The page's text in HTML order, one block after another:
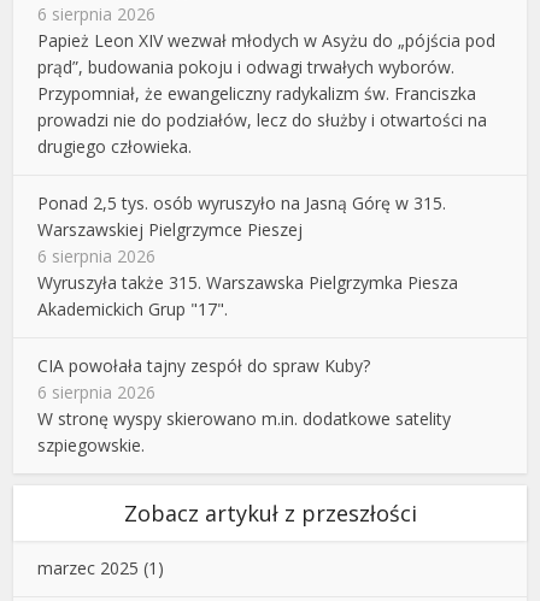
6 sierpnia 2026
Papież Leon XIV wezwał młodych w Asyżu do „pójścia pod
prąd”, budowania pokoju i odwagi trwałych wyborów.
Przypomniał, że ewangeliczny radykalizm św. Franciszka
prowadzi nie do podziałów, lecz do służby i otwartości na
drugiego człowieka.
Ponad 2,5 tys. osób wyruszyło na Jasną Górę w 315.
Warszawskiej Pielgrzymce Pieszej
6 sierpnia 2026
Wyruszyła także 315. Warszawska Pielgrzymka Piesza
Akademickich Grup "17".
CIA powołała tajny zespół do spraw Kuby?
6 sierpnia 2026
W stronę wyspy skierowano m.in. dodatkowe satelity
szpiegowskie.
Zobacz artykuł z przeszłości
marzec 2025 (1)